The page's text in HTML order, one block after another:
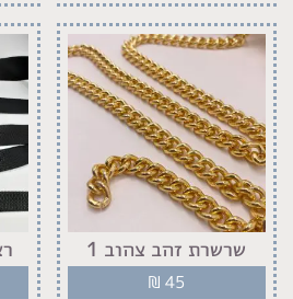
שרשרת זהב צהוב 1
₪ 45